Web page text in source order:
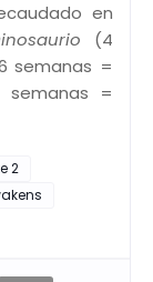
en
(4
semanas =
semanas =
2